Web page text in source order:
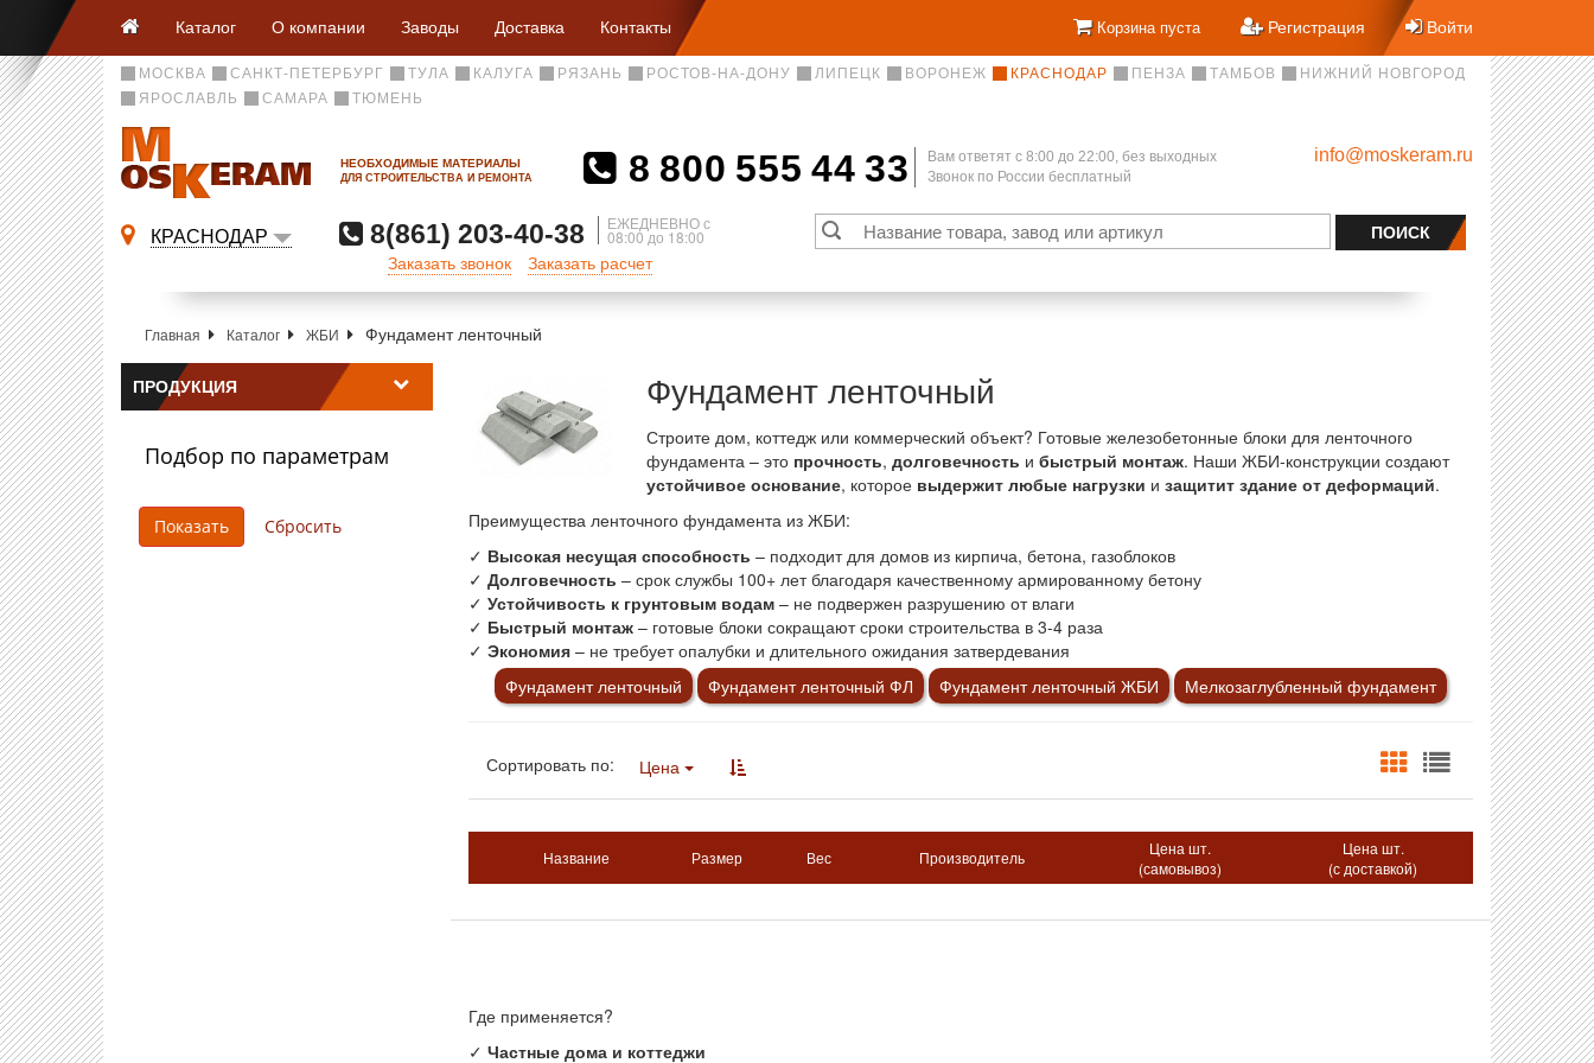
Каталог О компании Заводы Доставка Контакты Корзина пуста Регистрация Войти
МОСКВА САНКТ-ПЕТЕРБУРГ ТУЛА КАЛУГА РЯЗАНЬ РОСТОВ-НА-ДОНУ ЛИПЕЦК ВОРОНЕЖ КРАСНОДАР ПЕНЗА ТАМБОВ
НИЖНИЙ НОВГОРОД
ЯРОСЛАВЛЬ
САМАРА ТЮМЕНЬ
НЕОБХОДИМЫЕ МАТЕРИАЛЫ
ДЛЯ СТРОИТЕЛЬСТВА И РЕМОНТА 8 800 555 44 33
Вам ответят c 8:00 до 22:00, без выходных
Звонок по России бесплатный
info@moskeram.ru
КРАСНОДАР 8(861) 203-40-38 ЕЖЕДНЕВНО с
08:00 до 18:00
Заказать звонок Заказать расчет
Главная Каталог ЖБИ Фундамент ленточный
ПРОДУКЦИЯ
Подбор по параметрам
Фундамент ленточный
Строите дом, коттедж или коммерческий объект? Готовые железобетонные блоки для ленточного
фундамента – это прочность, долговечность и быстрый монтаж. Наши ЖБИ-конструкции создают
устойчивое основание, которое выдержит любые нагрузки и защитит здание от деформаций.
Преимущества ленточного фундамента из ЖБИ:
✓ Высокая несущая способность – подходит для домов из кирпича, бетона, газоблоков
✓ Долговечность – срок службы 100+ лет благодаря качественному армированному бетону
✓ Устойчивость к грунтовым водам– не подвержен разрушению от влаги
✓ Быстрый монтаж– готовые блоки сокращают сроки строительства в 3-4 раза
✓ Экономия– не требует опалубки и длительного ожидания затвердевания
Фундамент ленточный
Фундамент ленточный ФЛ Фундамент ленточный ЖБИ Мелкозаглубленный фундамент
Сортировать по: Цена
Название Размер Вес Производитель
Цена шт.
(самовывоз)
Цена шт.
(с доставкой)
Где применяется?
✓ Частные дома и коттеджи